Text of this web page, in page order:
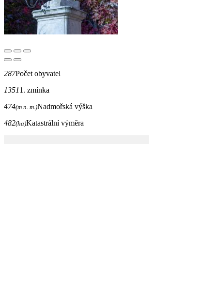
287Počet obyvatel
13511. zmínka
474(m n. m.)Nadmořská výška
482(ha)Katastrální výměra